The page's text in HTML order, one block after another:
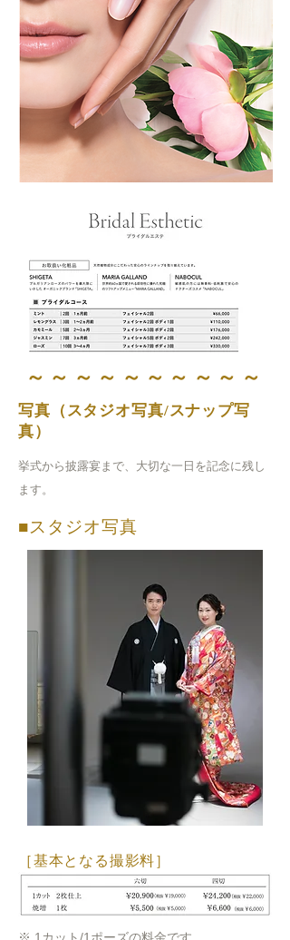
​～～～～～～～～～～
写真（スタジオ写真/スナップ写
真）
挙式から披露宴まで、 大切な一日を記念に残し
ます。
■スタジオ写真
［基本となる撮影料］